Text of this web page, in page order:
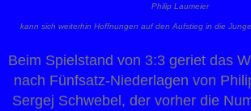
Philip Laumeier
kann sich weiterhin Hoffnungen auf den Aufstieg in die
Beim Spielstand von 3:3 geriet das
nach Fünfsatz-Niederlagen von
Sergej Schwebel, der vorher die